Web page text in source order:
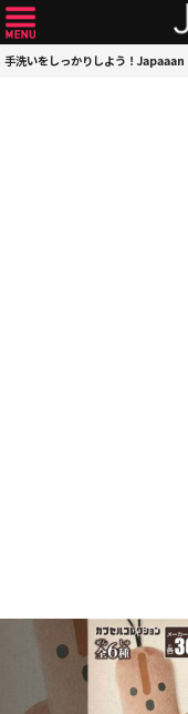
手洗いをしっかりしよう！Japaaan